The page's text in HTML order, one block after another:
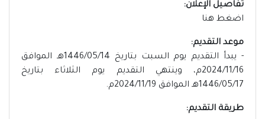
تفاصيل الإعلان:
اضغط هنا
موعد التقديم:
- يبدأ التقديم يوم السبت بتاريخ 1446/05/14هـ الموافق
2024/11/16م، وينتهي التقديم يوم الثلاثاء بتاريخ
1446/05/17هـ الموافق 2024/11/19م.
طريقة التقديم: